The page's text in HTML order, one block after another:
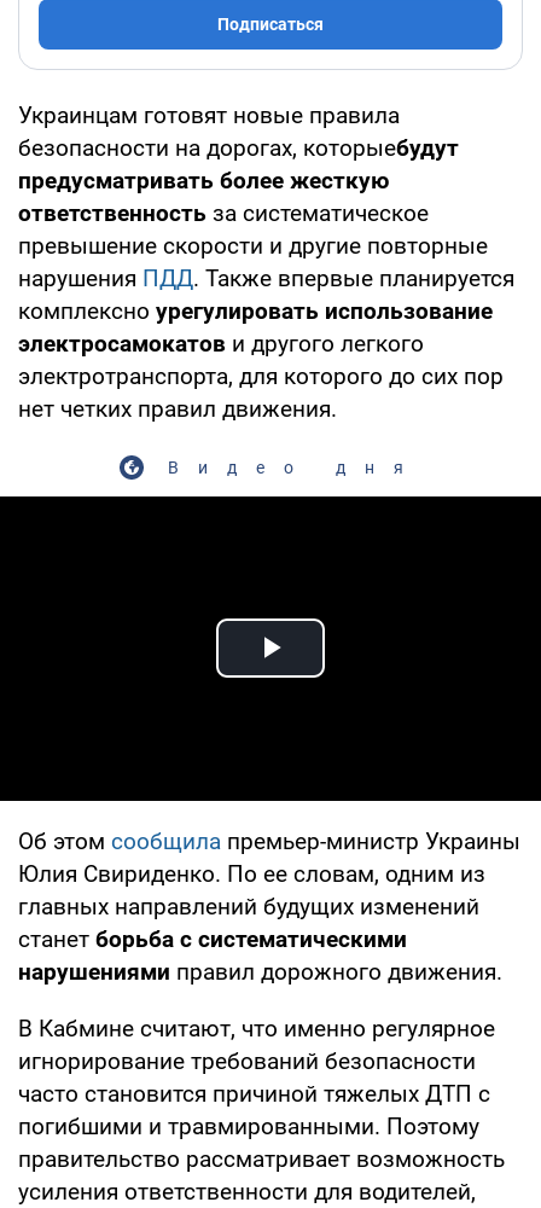
Подписаться
Украинцам готовят новые правила
безопасности на дорогах, которыебудут
предусматривать более жесткую
ответственность за систематическое
превышение скорости и другие повторные
нарушения ПДД. Также впервые планируется
комплексно урегулировать использование
электросамокатов и другого легкого
электротранспорта, для которого до сих пор
нет четких правил движения.
Видео дня
Play Video
Об этом сообщила премьер-министр Украины
Юлия Свириденко. По ее словам, одним из
главных направлений будущих изменений
станет борьба с систематическими
нарушениями правил дорожного движения.
В Кабмине считают, что именно регулярное
игнорирование требований безопасности
часто становится причиной тяжелых ДТП с
погибшими и травмированными. Поэтому
правительство рассматривает возможность
усиления ответственности для водителей,